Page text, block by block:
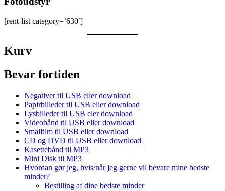
[rent-list category=’630′]
Kurv
Bevar fortiden
Negativer til USB eller download
Papirbilleder til USB eller download
Lysbilleder til USB eler download
Videobånd til USB eller download
Smalfilm til USB eller download
CD og DVD til USB eller download
Kasettebånd til MP3
Mini Disk til MP3
Hvordan gør jeg, hvis/når jeg gerne vil bevare mine bedste
minder?
Bestilling af dine bedste minder